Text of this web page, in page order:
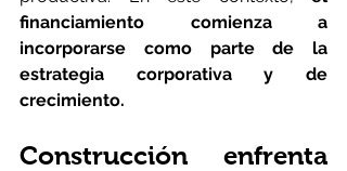
financiamiento comienza a
incorporarse como parte de la
estrategia corporativa y de
crecimiento.
Construcción enfrenta